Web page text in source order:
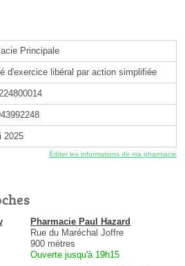
Principale
d'exercice libéral par action simplifiée
2025
Éditer les informations de ma pharmacie
Pharmacie Paul Hazard
Rue du Maréchal Joffre
900 mètres
Ouverte jusqu'à 19h15